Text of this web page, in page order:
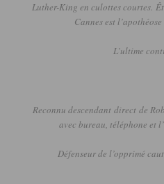
Luther-King en culottes courtes.
Cannes est
L’ultime
Reconnu descendant direct de
avec bureau, téléphone et
Défenseur de l’opprimé